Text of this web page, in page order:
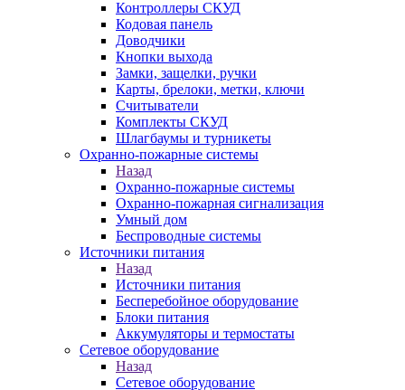
Контроллеры СКУД
Кодовая панель
Доводчики
Кнопки выхода
Замки, защелки, ручки
Карты, брелоки, метки, ключи
Считыватели
Комплекты СКУД
Шлагбаумы и турникеты
Охранно-пожарные системы
Назад
Охранно-пожарные системы
Охранно-пожарная сигнализация
Умный дом
Беспроводные системы
Источники питания
Назад
Источники питания
Бесперебойное оборудование
Блоки питания
Аккумуляторы и термостаты
Сетевое оборудование
Назад
Сетевое оборудование